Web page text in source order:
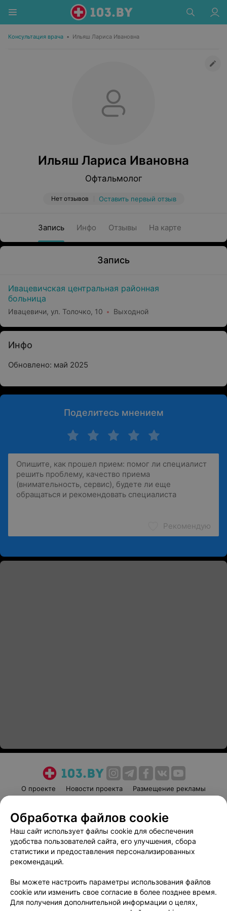
Консультация врача • Ильяш Лариса Ивановна
Ильяш Лариса Ивановна
Офтальмолог
Нет отзывов Оставить первый отзыв
Запись Инфо Отзывы На карте
Запись
Ивацевичская центральная районная
больница
Ивацевичи, ул. Толочко, 10 Выходной
Инфо
Обновлено: май 2025
Поделитесь мнением
Рекомендую
О проекте Новости проекта
Размещение рекламы
Пользовательское соглашение
Способы оплаты
Вакансии
Партнеры
Написать руководителю 103.by
Обработка персональных данных
Обработка файлов cookie
Наш сайт использует файлы cookie для обеспечения
удобства пользователей сайта, его улучшения, сбора
статистики и предоставления персонализированных
рекомендаций.
Вы можете настроить параметры использования файлов
cookie или изменить свое согласие в более позднее время.
Для получения дополнительной информации о целях,